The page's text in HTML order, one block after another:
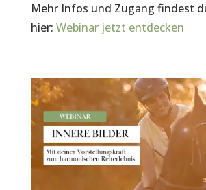
Mehr Infos und Zugang findest
hier: Webinar jetzt entdecken